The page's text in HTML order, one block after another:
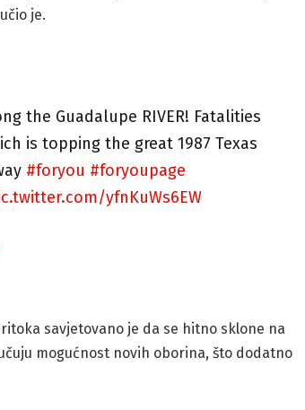
je.
the Guadalupe RIVER! Fatalities
is topping the great 1987 Texas
#foryou #foryoupage
yfnKuWs6EW
savjetovano je da se hitno sklone na
mogućnost novih oborina, što dodatno